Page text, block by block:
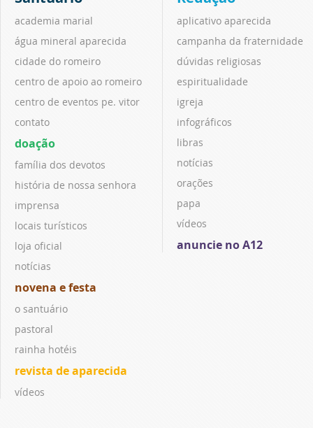
academia marial
água mineral aparecida
cidade do romeiro
centro de apoio ao romeiro
centro de eventos pe. vitor
contato
doação
família dos devotos
história de nossa senhora
imprensa
locais turísticos
loja oficial
notícias
novena e festa
o santuário
pastoral
rainha hotéis
revista de aparecida
vídeos
aplicativo aparecida
campanha da fraternidade
dúvidas religiosas
espiritualidade
igreja
infográficos
libras
notícias
orações
papa
vídeos
anuncie no A12